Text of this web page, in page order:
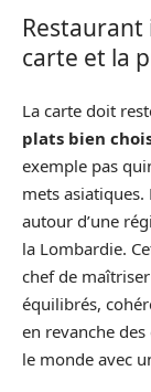
Restaurant
carte et la
La carte doit
plats bien
exemple pas
mets asiatiques.
autour d’une
la Lombardie.
chef de
équilibrés,
en revanche
le monde avec